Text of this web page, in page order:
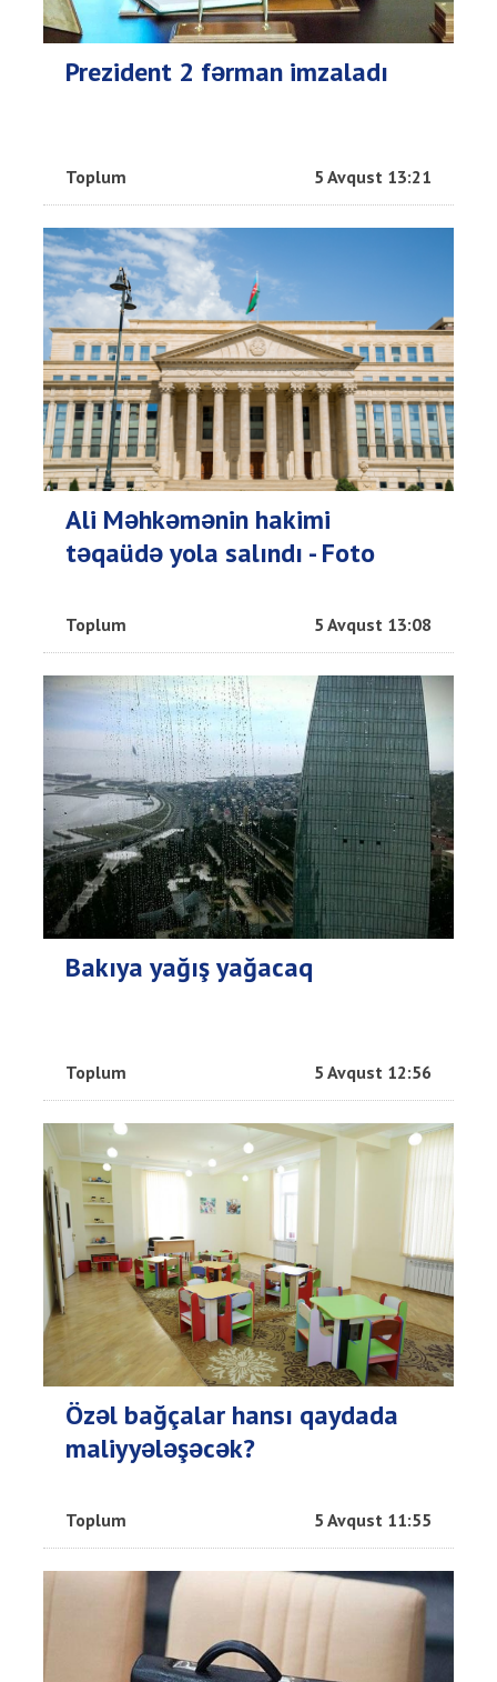
Prezident 2 fərman imzaladı
Toplum 5 Avqust 13:21
Ali Məhkəmənin hakimi
təqaüdə yola salındı - Foto
Toplum 5 Avqust 13:08
Bakıya yağış yağacaq
Toplum 5 Avqust 12:56
Özəl bağçalar hansı qaydada
maliyyələşəcək?
Toplum 5 Avqust 11:55